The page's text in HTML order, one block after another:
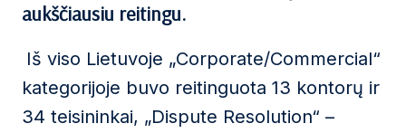
aukščiausiu reitingu.
Iš viso Lietuvoje „Corporate/Commercial“
kategorijoje buvo reitinguota 13 kontorų ir
34 teisininkai, „Dispute Resolution“ –